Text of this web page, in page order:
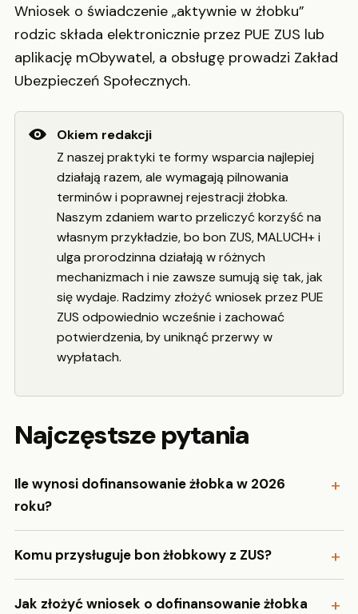
Wniosek o świadczenie „aktywnie w żłobku”
rodzic składa elektronicznie przez PUE ZUS lub
aplikację mObywatel, a obsługę prowadzi Zakład
Ubezpieczeń Społecznych.
Okiem redakcji
Z naszej praktyki te formy wsparcia najlepiej
działają razem, ale wymagają pilnowania
terminów i poprawnej rejestracji żłobka.
Naszym zdaniem warto przeliczyć korzyść na
własnym przykładzie, bo bon ZUS, MALUCH+ i
ulga prorodzinna działają w różnych
mechanizmach i nie zawsze sumują się tak, jak
się wydaje. Radzimy złożyć wniosek przez PUE
ZUS odpowiednio wcześnie i zachować
potwierdzenia, by uniknąć przerwy w
wypłatach.
Najczęstsze pytania
Ile wynosi dofinansowanie żłobka w 2026
roku?
Komu przysługuje bon żłobkowy z ZUS?
Jak złożyć wniosek o dofinansowanie żłobka